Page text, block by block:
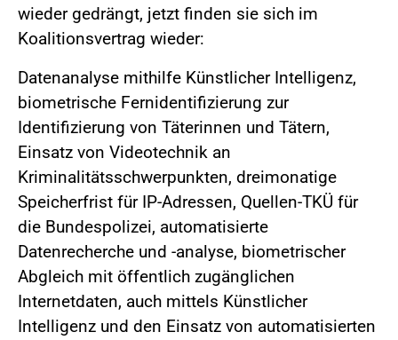
wieder gedrängt, jetzt finden sie sich im
Koalitionsvertrag wieder:
Datenanalyse mithilfe Künstlicher Intelligenz,
biometrische Fernidentifizierung zur
Identifizierung von Täterinnen und Tätern,
Einsatz von Videotechnik an
Kriminalitätsschwerpunkten, dreimonatige
Speicherfrist für IP-Adressen, Quellen-TKÜ für
die Bundespolizei, automatisierte
Datenrecherche und -analyse, biometrischer
Abgleich mit öffentlich zugänglichen
Internetdaten, auch mittels Künstlicher
Intelligenz und den Einsatz von automatisierten